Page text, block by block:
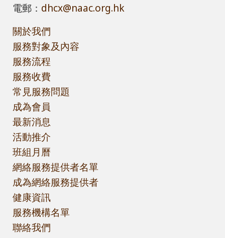
電郵： dhcx@naac.org.hk
關於我們
服務對象及內容
服務流程
服務收費
常見服務問題
成為會員
最新消息
活動推介
班組月曆
網絡服務提供者名單
成為網絡服務提供者
健康資訊
服務機構名單
聯絡我們